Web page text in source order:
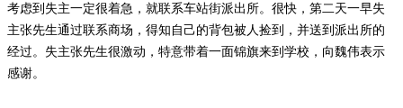
考虑到失主一定很着急，就联系车站街派出所。很快，第二天一早失
主张先生通过联系商场，得知自己的背包被人捡到，并送到派出所的
经过。失主张先生很激动，特意带着一面锦旗来到学校，向魏伟表示
感谢。